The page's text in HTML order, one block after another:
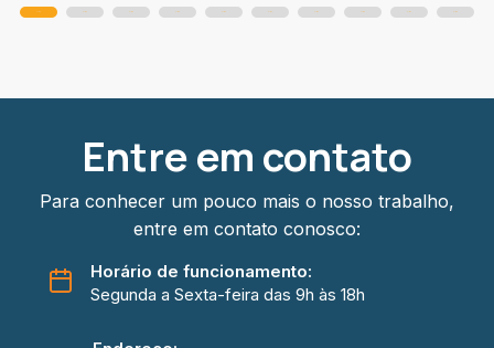
Entre em contato
Para conhecer um pouco mais o nosso trabalho,
entre em contato conosco:
Horário de funcionamento:
Segunda a Sexta-feira das 9h às 18h